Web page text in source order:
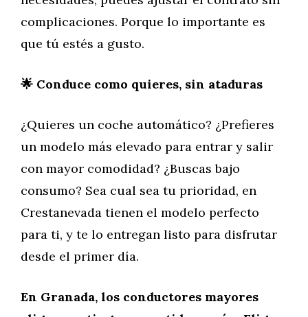
complicaciones. Porque lo importante es
que tú estés a gusto.
🌟 Conduce como quieres, sin ataduras
¿Quieres un coche automático? ¿Prefieres
un modelo más elevado para entrar y salir
con mayor comodidad? ¿Buscas bajo
consumo? Sea cual sea tu prioridad, en
Crestanevada tienen el modelo perfecto
para ti, y te lo entregan listo para disfrutar
desde el primer día.
En Granada, los conductores mayores